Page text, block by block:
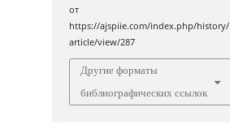
от
https://ajspiie.com/index.php/history/
article/view/287
Другие форматы
библиографических ссылок